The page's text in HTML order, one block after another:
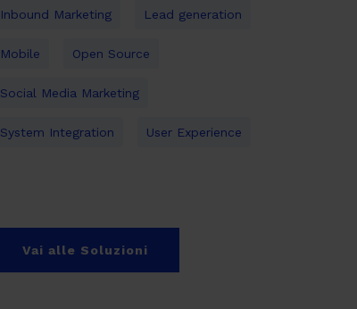
Inbound Marketing Lead generation
Mobile Open Source
Social Media Marketing
System Integration User Experience
Vai alle Soluzioni